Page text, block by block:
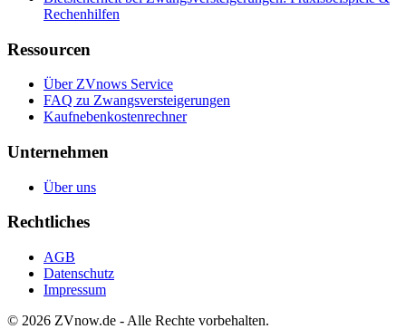
Rechenhilfen
Ressourcen
Über ZVnows Service
FAQ zu Zwangsversteigerungen
Kaufnebenkostenrechner
Unternehmen
Über uns
Rechtliches
AGB
Datenschutz
Impressum
© 2026 ZVnow.de - Alle Rechte vorbehalten.